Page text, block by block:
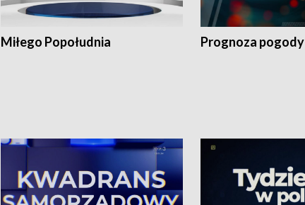
Miłego Popołudnia Prognoza pogody